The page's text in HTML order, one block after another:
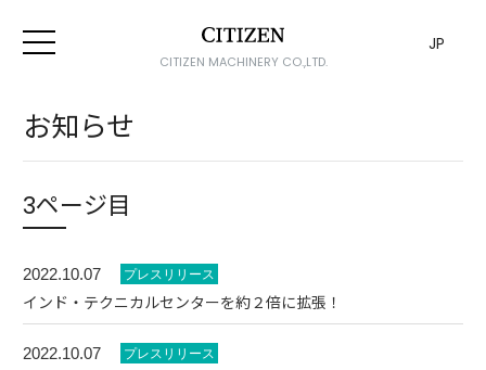
CITIZEN MACHINERY CO.,LTD.
JP
お知らせ
3ページ目
2022.10.07
インド・テクニカルセンターを約２倍に拡張！
2022.10.07